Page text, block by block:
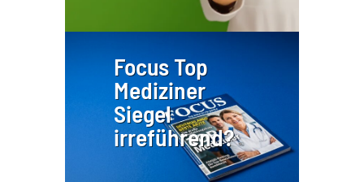
Focus Top
Mediziner
Siegel
irreführend?